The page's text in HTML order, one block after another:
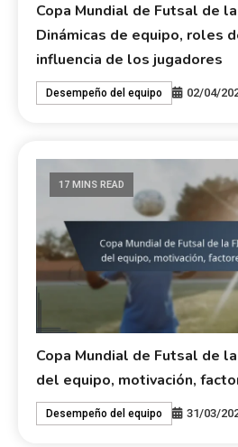
Copa Mundial de Futsal de
Dinámicas de equipo, roles
influencia de los jugadores
Desempeño del equipo 02/04/
17 MINS READ
Copa Mundial de Futsal de
del equipo, motivación,
Desempeño del equipo 31/03/